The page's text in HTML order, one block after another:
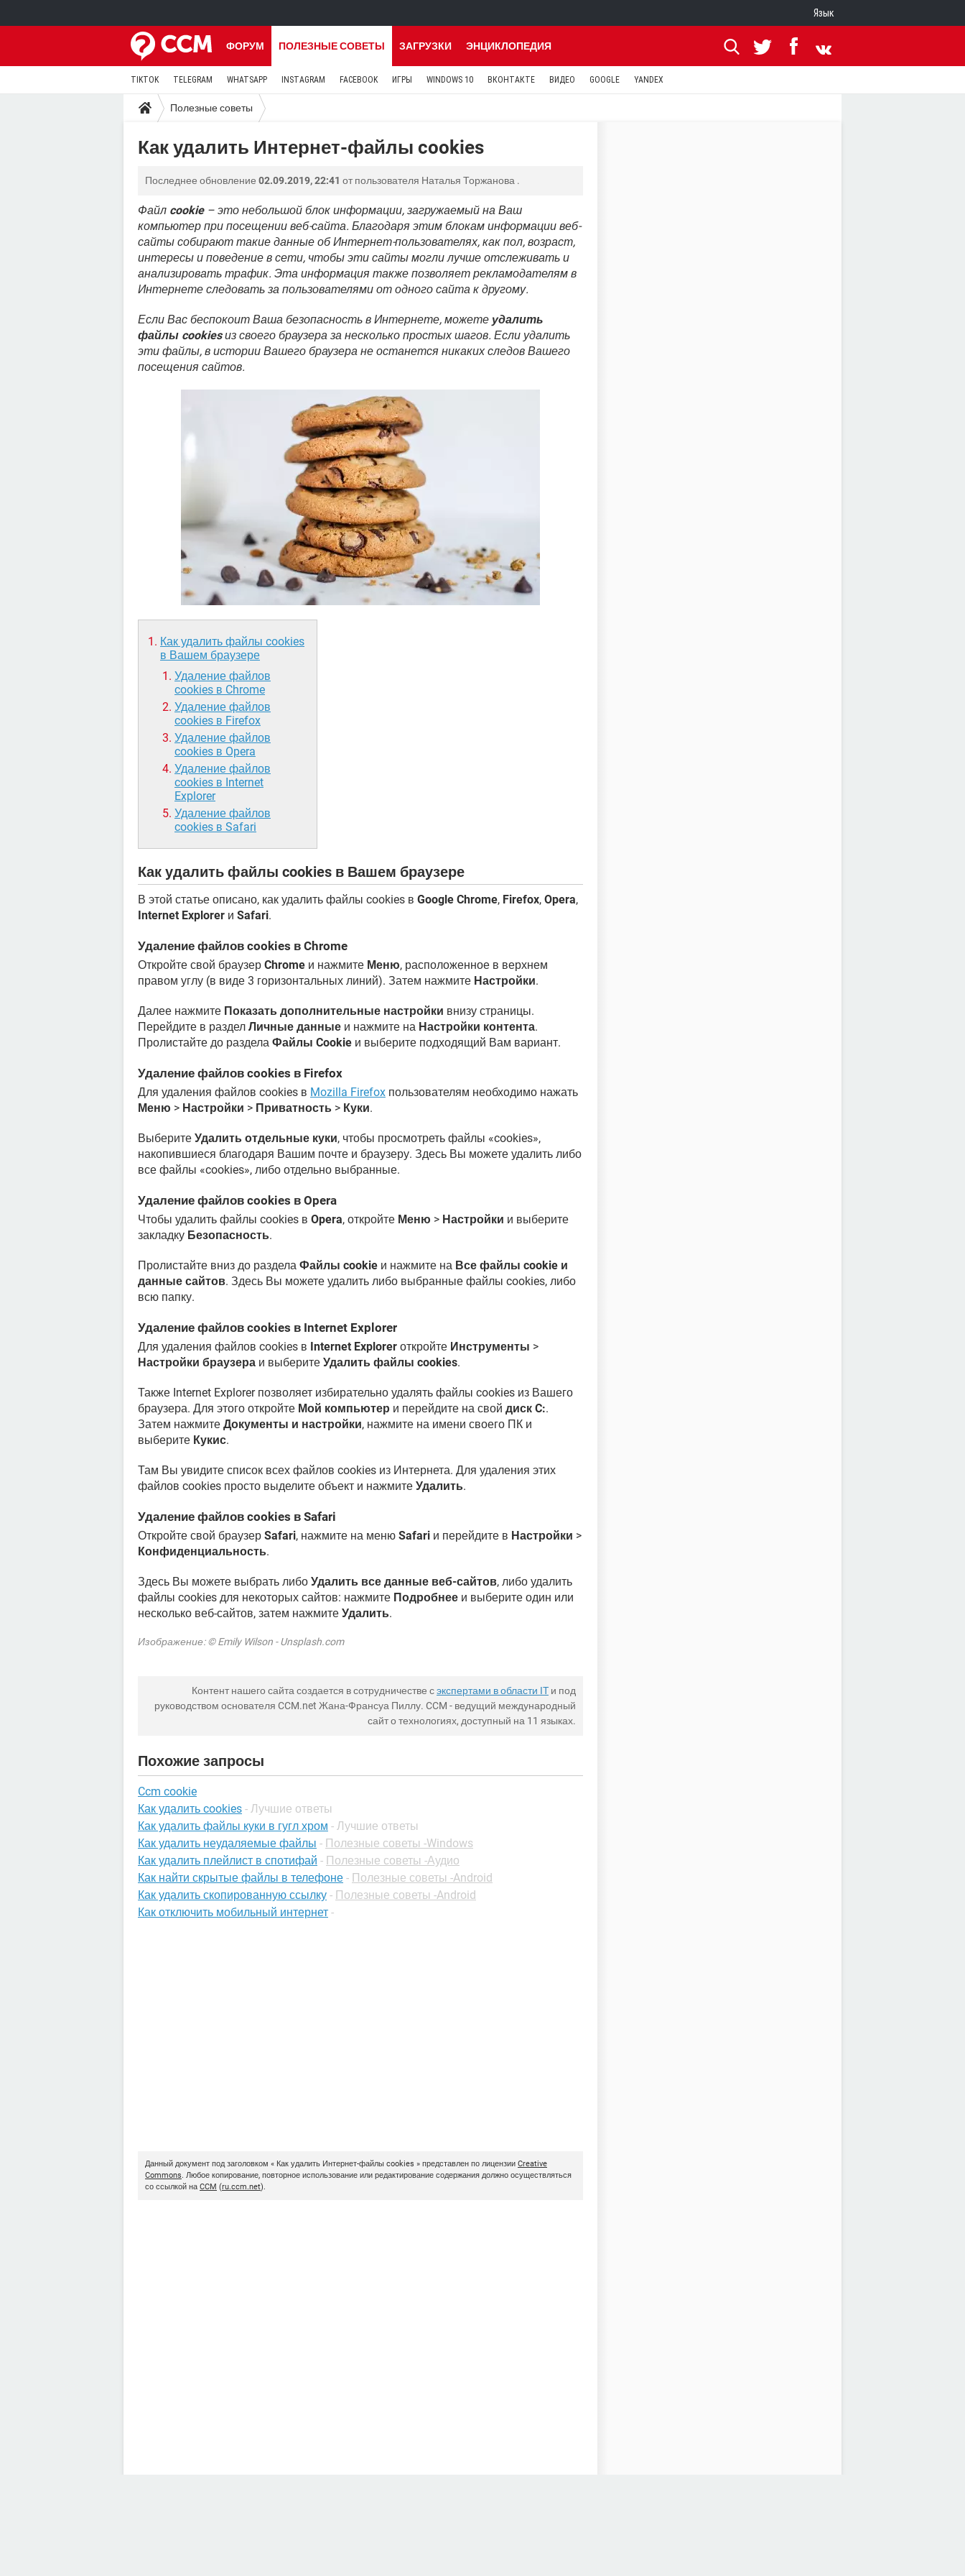
Язык
ФОРУМ ПОЛЕЗНЫЕ СОВЕТЫ ЗАГРУЗКИ ЭНЦИКЛОПЕДИЯ
TIKTOK TELEGRAM WHATSAPP INSTAGRAM FACEBOOK ИГРЫ WINDOWS 10 ВКОНТАКТЕ ВИДЕО GOOGLE YANDEX
Полезные советы
Как удалить Интернет-файлы cookies
Последнее обновление 02.09.2019, 22:41 от пользователя Наталья Торжанова .
Файл cookie– это небольшой блок информации, загружаемый на Ваш
компьютер при посещении веб-сайта. Благодаря этим блокам информации веб-
сайты собирают такие данные об Интернет-пользователях, как пол, возраст,
интересы и поведение в сети, чтобы эти сайты могли лучше отслеживать и
анализировать трафик. Эта информация также позволяет рекламодателям в
Интернете следовать за пользователями от одного сайта к другому.
Если Вас беспокоит Ваша безопасность в Интернете, можете удалить
файлы cookiesиз своего браузера за несколько простых шагов. Если удалить
эти файлы, в истории Вашего браузера не останется никаких следов Вашего
посещения сайтов.
Как удалить файлы cookies
в Вашем браузере
Удаление файлов
cookies в Chrome
Удаление файлов
cookies в Firefox
Удаление файлов
cookies в Opera
Удаление файлов
cookies в Internet
Explorer
Удаление файлов
cookies в Safari
Как удалить файлы cookies в Вашем браузере
В этой статье описано, как удалить файлы cookies в Google Chrome, Firefox, Opera,
Internet Explorer и Safari.
Удаление файлов cookies в Chrome
Откройте свой браузер Chrome и нажмите Меню, расположенное в верхнем
правом углу (в виде 3 горизонтальных линий). Затем нажмите Настройки.
Далее нажмите Показать дополнительные настройки внизу страницы.
Перейдите в раздел Личные данные и нажмите на Настройки контента.
Пролистайте до раздела Файлы Cookie и выберите подходящий Вам вариант.
Удаление файлов cookies в Firefox
Для удаления файлов cookies в Mozilla Firefox пользователям необходимо нажать
Меню > Настройки > Приватность > Куки.
Выберите Удалить отдельные куки, чтобы просмотреть файлы «cookies»,
накопившиеся благодаря Вашим почте и браузеру. Здесь Вы можете удалить либо
все файлы «cookies», либо отдельно выбранные.
Удаление файлов cookies в Opera
Чтобы удалить файлы cookies в Opera, откройте Меню > Настройки и выберите
закладку Безопасность.
Пролистайте вниз до раздела Файлы cookie и нажмите на Все файлы cookie и
данные сайтов. Здесь Вы можете удалить либо выбранные файлы cookies, либо
всю папку.
Удаление файлов cookies в Internet Explorer
Для удаления файлов cookies в Internet Explorer откройте Инструменты >
Настройки браузера и выберите Удалить файлы cookies.
Также Internet Explorer позволяет избирательно удалять файлы cookies из Вашего
браузера. Для этого откройте Мой компьютер и перейдите на свой диск C:.
Затем нажмите Документы и настройки, нажмите на имени своего ПК и
выберите Кукис.
Там Вы увидите список всех файлов cookies из Интернета. Для удаления этих
файлов cookies просто выделите объект и нажмите Удалить.
Удаление файлов cookies в Safari
Откройте свой браузер Safari, нажмите на меню Safari и перейдите в Настройки >
Конфиденциальность.
Здесь Вы можете выбрать либо Удалить все данные веб-сайтов, либо удалить
файлы cookies для некоторых сайтов: нажмите Подробнее и выберите один или
несколько веб-сайтов, затем нажмите Удалить.
Изображение: © Emily Wilson - Unsplash.com
Контент нашего сайта создается в сотрудничестве сэкспертами в области IT и под
руководством основателя CCM.net Жана-Франсуа Пиллу. CCM - ведущий международный
сайт о технологиях, доступный на 11 языках.
Похожие запросы
Ccm cookie
Как удалить cookies - Лучшие ответы
Как удалить файлы куки в гугл хром - Лучшие ответы
Как удалить неудаляемые файлы - Полезные советы -Windows
Как удалить плейлист в спотифай - Полезные советы -Аудио
Как найти скрытые файлы в телефоне - Полезные советы -Android
Как удалить скопированную ссылку - Полезные советы -Android
Как отключить мобильный интернет -
Данный документ под заголовком « Как удалить Интернет-файлы cookies » представлен по лицензии Creative
Commons. Любое копирование, повторное использование или редактирование содержания должно осуществляться
со ссылкой на CCM (ru.ccm.net).